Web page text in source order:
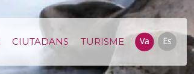
CIUTADANS TURISME